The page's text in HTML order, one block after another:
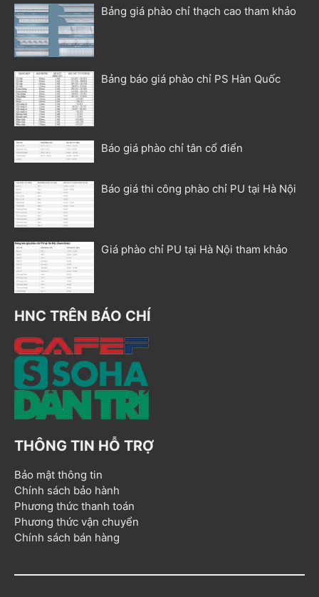
Bảng giá phào chỉ thạch cao tham khảo
Bảng báo giá phào chỉ PS Hàn Quốc
Báo giá phào chỉ tân cổ điển
Báo giá thi công phào chỉ PU tại Hà Nội
Giá phào chỉ PU tại Hà Nội tham khảo
HNC TRÊN BÁO CHÍ
THÔNG TIN HỖ TRỢ
Bảo mật thông tin
Chính sách bảo hành
Phương thức thanh toán
Phương thức vận chuyển
Chính sách bán hàng